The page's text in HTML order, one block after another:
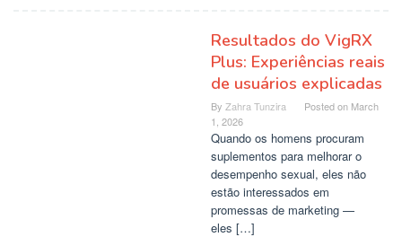
Resultados do VigRX
Plus: Experiências reais
de usuários explicadas
By Zahra Tunzira Posted on March
1, 2026
Quando os homens procuram
suplementos para melhorar o
desempenho sexual, eles não
estão interessados ​​em
promessas de marketing —
eles […]